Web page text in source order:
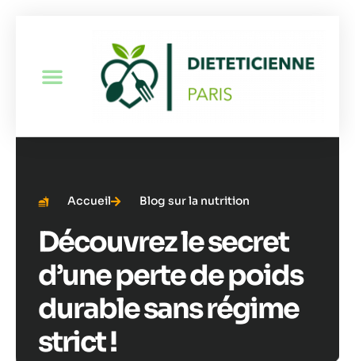
Accueil Blog sur la nutrition
Découvrez le secret
d’une perte de poids
durable sans régime
strict !